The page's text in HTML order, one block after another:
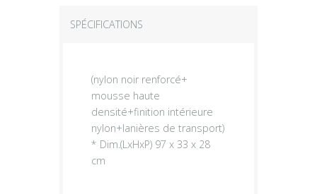
SPÉCIFICATIONS
(nylon noir renforcé+
mousse haute
densité+finition intérieure
nylon+lanières de transport)
* Dim.(LxHxP) 97 x 33 x 28
cm